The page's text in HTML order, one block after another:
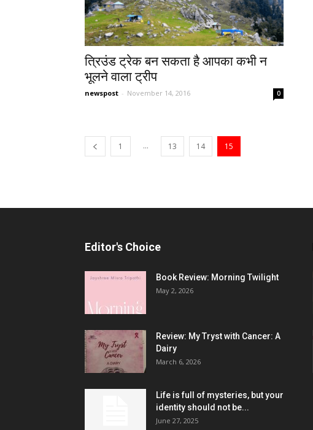
त्रिउंड ट्रेक बन सकता है आपका कभी न
भूलने वाला ट्रीप
newspost - November 14, 2016 0
1 ... 13 14 15
Editor's Choice
Book Review: Morning Twilight
May 2, 2026
Review: My Tryst with Cancer: A
Dairy
March 6, 2026
Life is full of mysteries, but your
identity should not be...
June 27, 2025